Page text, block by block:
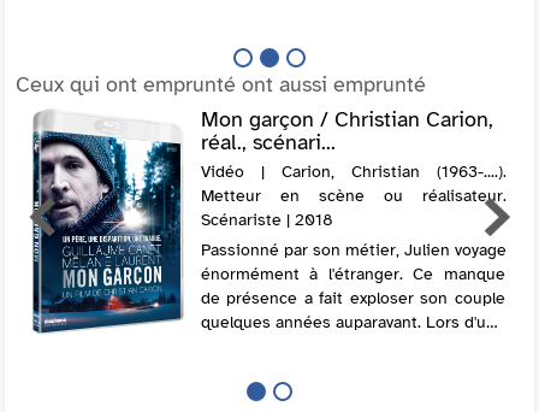
Ceux qui ont emprunté ont aussi emprunté
Mon garçon / Christian Carion,
réal., scénari...
Vidéo | Carion, Christian (1963-....).
Metteur en scène ou réalisateur.
Scénariste | 2018
Passionné par son métier, Julien voyage
énormément à l'étranger. Ce manque
de présence a fait exploser son couple
quelques années auparavant. Lors d'une
femme en...